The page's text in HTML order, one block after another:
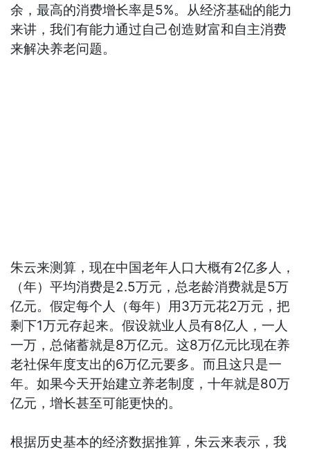
余，最高的消费增长率是5%。从经济基础的能力
来讲，我们有能力通过自己创造财富和自主消费
来解决养老问题。
朱云来测算，现在中国老年人口大概有2亿多人，
（年）平均消费是2.5万元，总老龄消费就是5万
亿元。假定每个人（每年）用3万元花2万元，把
剩下1万元存起来。假设就业人员有8亿人，一人
一万，总储蓄就是8万亿元。这8万亿元比现在养
老社保年度支出的6万亿元要多。而且这只是一
年。如果今天开始建立养老制度，十年就是80万
亿元，增长甚至可能更快的。
根据历史基本的经济数据推算，朱云来表示，我